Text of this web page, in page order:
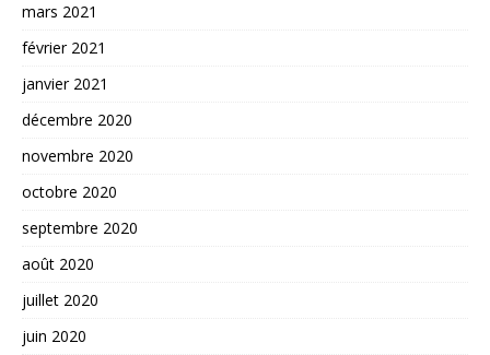
mars 2021
février 2021
janvier 2021
décembre 2020
novembre 2020
octobre 2020
septembre 2020
août 2020
juillet 2020
juin 2020